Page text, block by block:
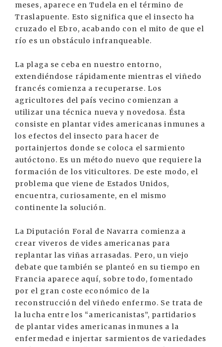
meses, aparece en Tudela en el término de
Traslapuente. Esto significa que el insecto ha
cruzado el Ebro, acabando con el mito de que el
río es un obstáculo infranqueable.
La plaga se ceba en nuestro entorno,
extendiéndose rápidamente mientras el viñedo
francés comienza a recuperarse. Los
agricultores del país vecino comienzan a
utilizar una técnica nueva y novedosa. Ésta
consiste en plantar vides americanas inmunes a
los efectos del insecto para hacer de
portainjertos donde se coloca el sarmiento
autóctono. Es un método nuevo que requiere la
formación de los viticultores. De este modo, el
problema que viene de Estados Unidos,
encuentra, curiosamente, en el mismo
continente la solución.
La Diputación Foral de Navarra comienza a
crear viveros de vides americanas para
replantar las viñas arrasadas. Pero, un viejo
debate que también se planteó en su tiempo en
Francia aparece aquí, sobre todo, fomentado
por el gran coste económico de la
reconstrucción del viñedo enfermo. Se trata de
la lucha entre los “americanistas”, partidarios
de plantar vides americanas inmunes a la
enfermedad e injertar sarmientos de variedades